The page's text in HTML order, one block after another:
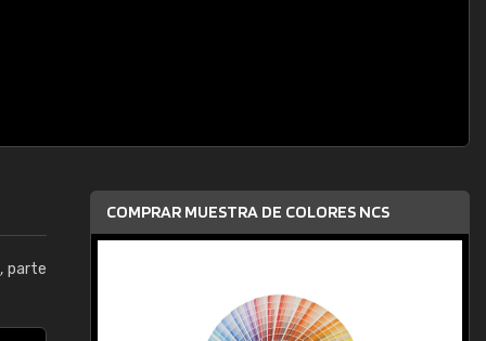
, parte
COMPRAR MUESTRA DE COLORES NCS